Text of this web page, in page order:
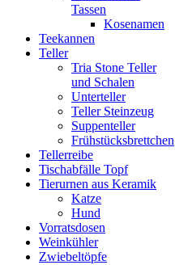
Tassen
Kosenamen
Teekannen
Teller
Tria Stone Teller
und Schalen
Unterteller
Teller Steinzeug
Suppenteller
Frühstücksbrettchen
Tellerreibe
Tischabfälle Topf
Tierurnen aus Keramik
Katze
Hund
Vorratsdosen
Weinkühler
Zwiebeltöpfe